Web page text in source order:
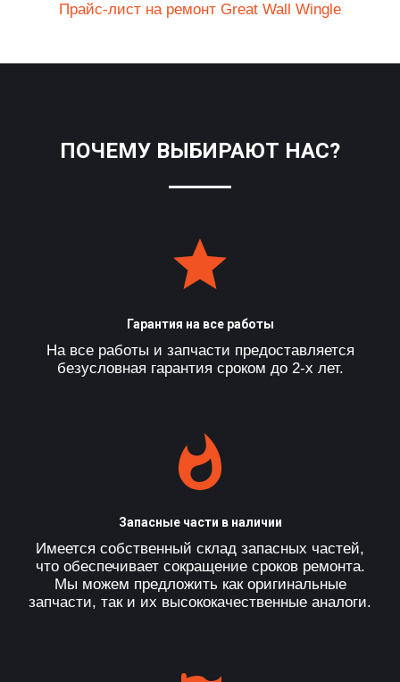
Прайс-лист на ремонт Great Wall Wingle
ПОЧЕМУ ВЫБИРАЮТ НАС?
Гарантия на все работы
На все работы и запчасти предоставляется
безусловная гарантия сроком до 2-х лет.
Запасные части в наличии
Имеется собственный склад запасных частей,
что обеспечивает сокращение сроков ремонта.
Мы можем предложить как оригинальные
запчасти, так и их высококачественные аналоги.